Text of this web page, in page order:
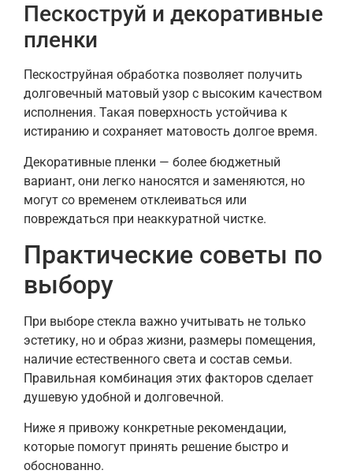
Пескоструй и декоративные
пленки
Пескоструйная обработка позволяет получить
долговечный матовый узор с высоким качеством
исполнения. Такая поверхность устойчива к
истиранию и сохраняет матовость долгое время.
Декоративные пленки — более бюджетный
вариант, они легко наносятся и заменяются, но
могут со временем отклеиваться или
повреждаться при неаккуратной чистке.
Практические советы по
выбору
При выборе стекла важно учитывать не только
эстетику, но и образ жизни, размеры помещения,
наличие естественного света и состав семьи.
Правильная комбинация этих факторов сделает
душевую удобной и долговечной.
Ниже я привожу конкретные рекомендации,
которые помогут принять решение быстро и
обоснованно.